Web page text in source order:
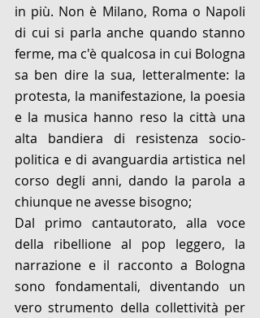
in più. Non è Milano, Roma o Napoli
di cui si parla anche quando stanno
ferme, ma c'è qualcosa in cui Bologna
sa ben dire la sua, letteralmente: la
protesta, la manifestazione, la poesia
e la musica hanno reso la città una
alta bandiera di resistenza socio-
politica e di avanguardia artistica nel
corso degli anni, dando la parola a
chiunque ne avesse bisogno;
Dal primo cantautorato, alla voce
della ribellione al pop leggero, la
narrazione e il racconto a Bologna
sono fondamentali, diventando un
vero strumento della collettività per